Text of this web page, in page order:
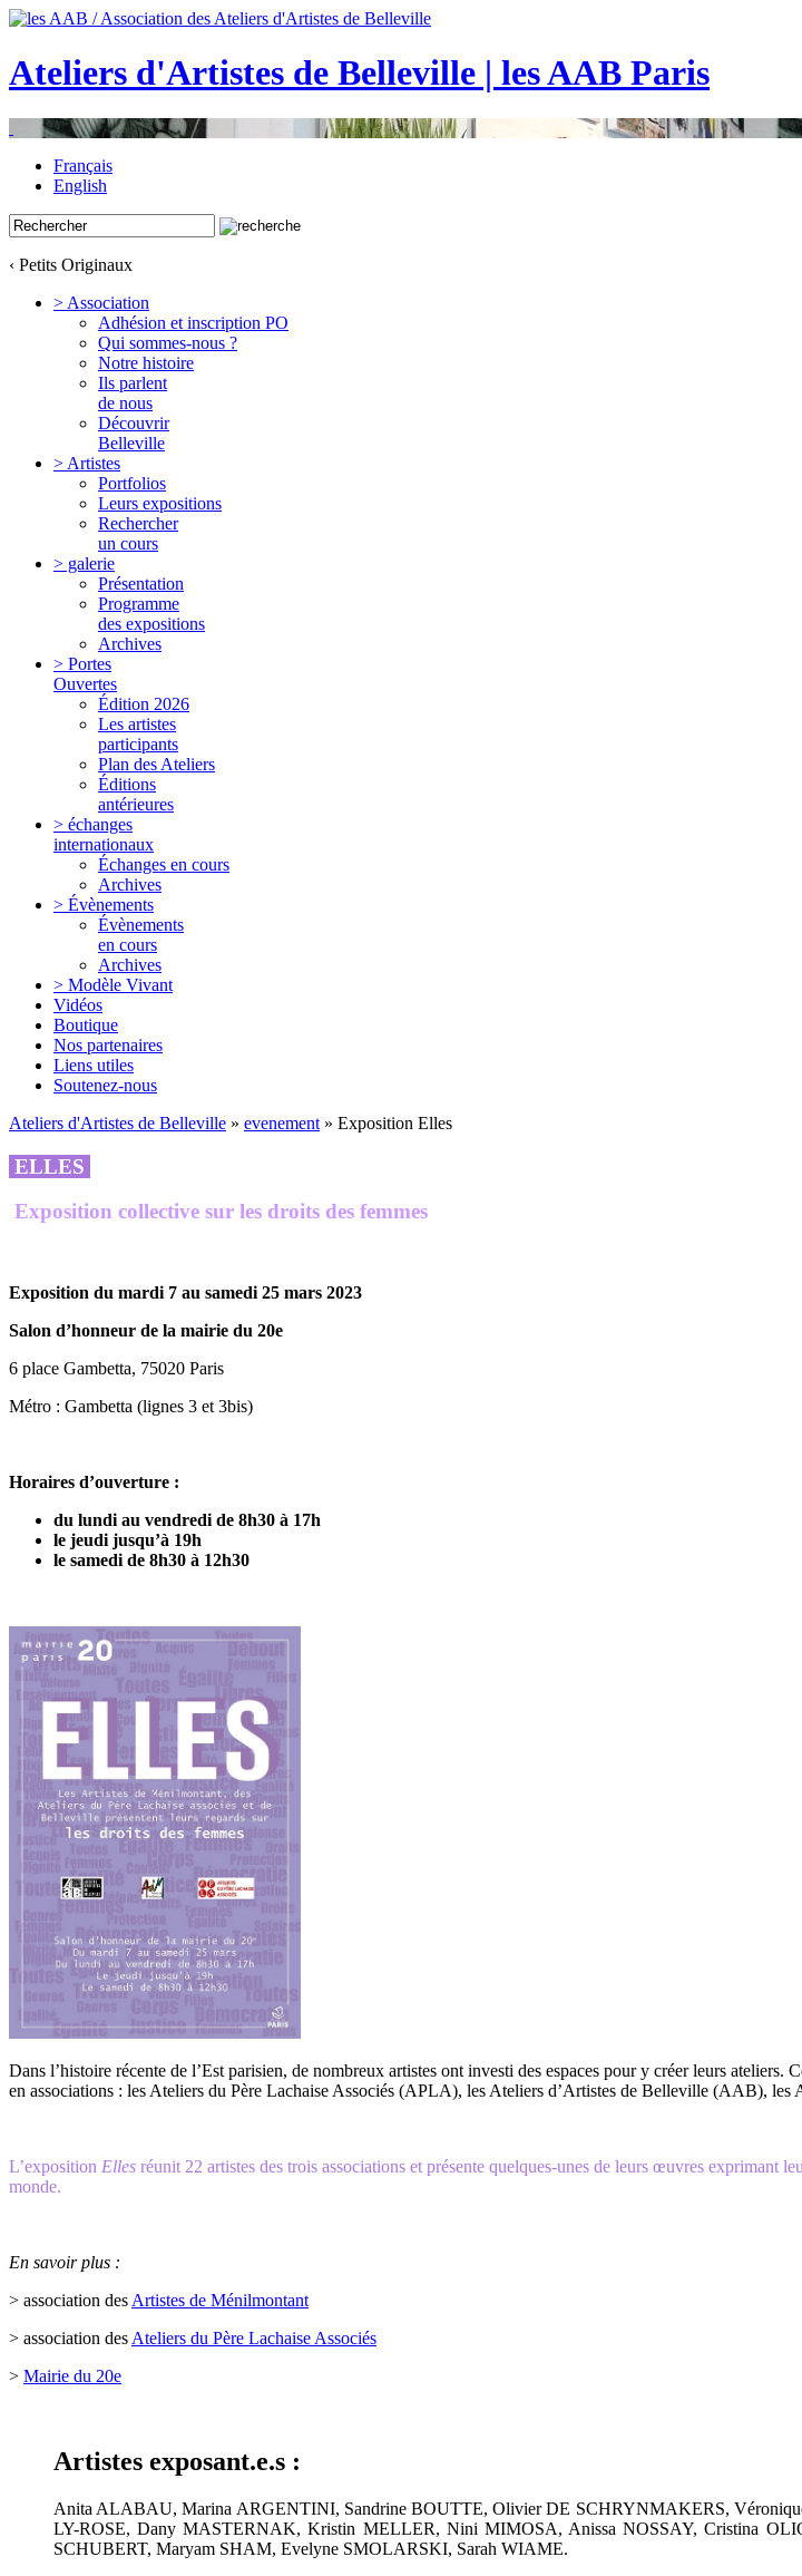
Ateliers d'Artistes de Belleville | les AAB Paris
Français
English
‹ Petits Originaux
> Association
Adhésion et inscription PO
Qui sommes-nous ?
Notre histoire
Ils parlent
de nous
Découvrir
Belleville
> Artistes
Portfolios
Leurs expositions
Rechercher
un cours
> galerie
Présentation
Programme
des expositions
Archives
> Portes
Ouvertes
Édition 2026
Les artistes
participants
Plan des Ateliers
Éditions
antérieures
> échanges
internationaux
Échanges en cours
Archives
> Évènements
Évènements
en cours
Archives
> Modèle Vivant
Vidéos
Boutique
Nos partenaires
Liens utiles
Soutenez-nous
Ateliers d'Artistes de Belleville » evenement » Exposition Elles
ELLES
Exposition collective sur les droits des femmes
Exposition du mardi 7 au samedi 25 mars 2023
Salon d’honneur de la mairie du 20e
6 place Gambetta, 75020 Paris
Métro : Gambetta (lignes 3 et 3bis)
Horaires d’ouverture :
du lundi au vendredi de 8h30 à 17h
le jeudi jusqu’à 19h
le samedi de 8h30 à 12h30
Dans l’histoire récente de l’Est parisien, de nombreux artistes ont investi des espaces pour y créer leurs
en associations : les Ateliers du Père Lachaise Associés (APLA), les Ateliers d’Artistes de Belleville (AAB),
L’exposition Elles réunit 22 artistes des trois associations et présente quelques-unes de leurs œuvres exprimant
monde.
En savoir plus :
> association des Artistes de Ménilmontant
> association des Ateliers du Père Lachaise Associés
> Mairie du 20e
Artistes exposant.e.s :
Anita ALABAU, Marina ARGENTINI, Sandrine BOUTTE, Olivier DE SCHRYNMAKERS,
LY-ROSE, Dany MASTERNAK, Kristin MELLER, Nini MIMOSA, Anissa NOSSAY, Cristina
SCHUBERT, Maryam SHAM, Evelyne SMOLARSKI, Sarah WIAME.